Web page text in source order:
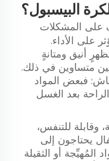
البيسبول؟
على المشكلات
على الأداء.
أنيق ومتانةٍ
متساوين في ذلك.
فبعض المواد
بعد الغسل
وقابلة للتنفس،
يحتاجون إلى
المُهيِّجة أو الثقيلة